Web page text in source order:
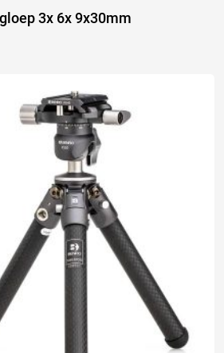
3x 6x 9x30mm